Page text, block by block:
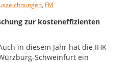
, FM
zur kosteneffizienten
in diesem Jahr hat die IHK
Schweinfurt ein